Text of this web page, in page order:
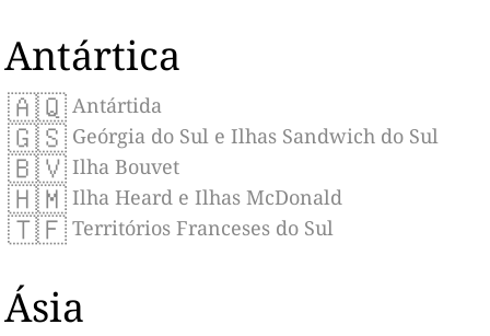
Antártica
🇦🇶 Antártida
🇬🇸 Geórgia do Sul e Ilhas Sandwich do Sul
🇧🇻 Ilha Bouvet
🇭🇲 Ilha Heard e Ilhas McDonald
🇹🇫 Territórios Franceses do Sul
Ásia